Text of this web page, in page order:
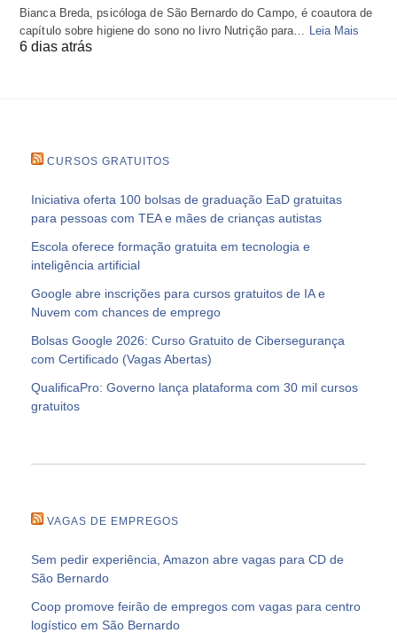
Bianca Breda, psicóloga de São Bernardo do Campo, é coautora de
capítulo sobre higiene do sono no livro Nutrição para… Leia Mais
6 dias atrás
CURSOS GRATUITOS
Iniciativa oferta 100 bolsas de graduação EaD gratuitas
para pessoas com TEA e mães de crianças autistas
Escola oferece formação gratuita em tecnologia e
inteligência artificial
Google abre inscrições para cursos gratuitos de IA e
Nuvem com chances de emprego
Bolsas Google 2026: Curso Gratuito de Cibersegurança
com Certificado (Vagas Abertas)
QualificaPro: Governo lança plataforma com 30 mil cursos
gratuitos
VAGAS DE EMPREGOS
Sem pedir experiência, Amazon abre vagas para CD de
São Bernardo
Coop promove feirão de empregos com vagas para centro
logístico em São Bernardo